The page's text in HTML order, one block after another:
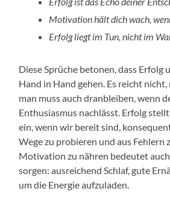
Motivation hält dich wach,
Erfolg liegt im Tun, nicht im
Diese Sprüche betonen, dass
Hand in Hand gehen. Es reicht
man muss auch dranbleiben, wenn
Enthusiasmus nachlässt. Erfolg
ein, wenn wir bereit sind,
Wege zu probieren und aus Fehlern
Motivation zu nähren bedeutet
sorgen: ausreichend Schlaf, gute
um die Energie aufzuladen.